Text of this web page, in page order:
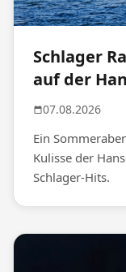
Schlager
auf der
07.08.2026
Ein
Kulisse der
Schlager-Hits.